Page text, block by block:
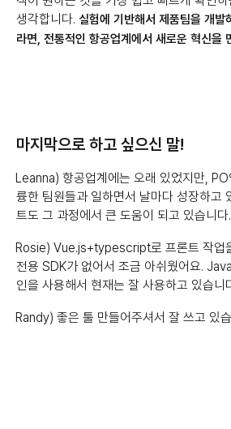
생각합니다. 실험에 기반해서 제품팀을 개발
라면, 전통적인 항공업계에서 새로운 혁신을
마지막으로 하고 싶으신 말!
Leanna) 항공업계에는 오래 있었지만,
륭한 팀원들과 일하면서 날마다 성장하고
트도 그 과정에서 큰 도움이 되고 있습니다.
Rosie) Vue.js+typescript로 프론트 작업
전용 SDK가 없어서 조금 아쉬웠어요.
인을 사용해서 현재는 잘 사용하고 있습니
Randy) 좋은 툴 만들어주셔서 잘 쓰고 있